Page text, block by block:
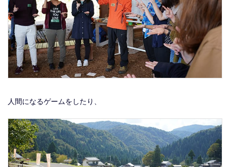
人間になるゲームをしたり、